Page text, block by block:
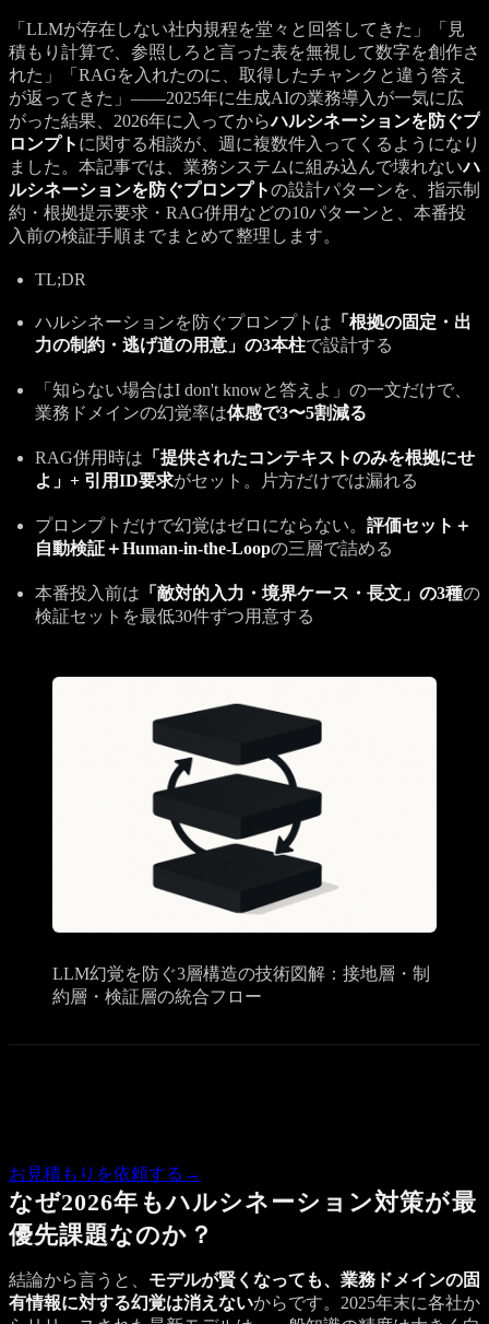
「LLMが存在しない社内規程を堂々と回答してきた」「見
積もり計算で、参照しろと言った表を無視して数字を創作さ
れた」「RAGを入れたのに、取得したチャンクと違う答え
が返ってきた」——2025年に生成AIの業務導入が一気に広
がった結果、2026年に入ってからハルシネーションを防ぐプ
ロンプト に関する相談が、週に複数件入ってくるようになり
ました。本記事では、業務システムに組み込んで壊れないハ
ルシネーションを防ぐプロンプトの設計パターンを、指示制
約・根拠提示要求・RAG併用などの10パターンと、本番投
入前の検証手順までまとめて整理します。
TL;DR
ハルシネーションを防ぐプロンプトは 「根拠の固定・出
力の制約・逃げ道の用意」の3本柱で設計する
「知らない場合はI don't knowと答えよ」の一文だけで、
業務ドメインの幻覚率は体感で3〜5割減る
RAG併用時は 「提供されたコンテキストのみを根拠にせ
よ」+ 引用ID要求がセット。片方だけでは漏れる
プロンプトだけで幻覚はゼロにならない。 評価セット＋
自動検証＋Human-in-the-Loopの三層で詰める
本番投入前は 「敵対的入力・境界ケース・長文」の3種の
検証セットを最低30件ずつ用意する
LLM幻覚を防ぐ3層構造の技術図解：接地層・制
約層・検証層の統合フロー
お見積もりを依頼する →
なぜ2026年もハルシネーション対策が最
優先課題なのか？
結論から言うと、 モデルが賢くなっても、業務ドメインの固
有情報に対する幻覚は消えないからです。2025年末に各社か